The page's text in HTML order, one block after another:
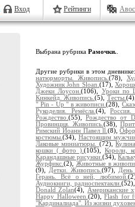
Вход Рейтинги
Выбрана рубрика Рамочки.
Другие рубрики в этом
натюрморты. Живопись. (78),
Художник John Sloan. (17),
Джеки Лоусон.(106), Уроки по
Кинкейд. Живопись.(5), Тесты.
" Pin - Up " в живописи.(28),
Рукоделия. Ремёсла. (4),
Рождество. (55),Рождество от
Провинция. Живопись. (38),
Римский Йоанн Павел ll. (8),
костюмы. (34), Настоящим
Лаковые миниатюры. (72),
кошки ( фото ).(105), Короли,
Карандашные рисунки.(34),
Журфикс. (2), Животные в
(9), Детки. Живопись. (97), День
Герань. Всё о ней, любимой.
Аудиокниги, радиоспектакли.
Donald Zolan(4),
Американские
Happy Halloween. (20),Flash for
"Кардиналиада". Из жизни